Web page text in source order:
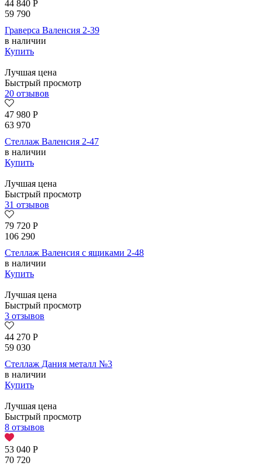
44 840 Р
59 790
Граверса Валенсия 2-39
в наличии
Купить
Лучшая цена
Быстрый просмотр
20 отзывов
47 980 Р
63 970
Стеллаж Валенсия 2-47
в наличии
Купить
Лучшая цена
Быстрый просмотр
31 отзывов
79 720 Р
106 290
Стеллаж Валенсия с ящиками 2-48
в наличии
Купить
Лучшая цена
Быстрый просмотр
3 отзывов
44 270 Р
59 030
Стеллаж Дания металл №3
в наличии
Купить
Лучшая цена
Быстрый просмотр
8 отзывов
53 040 Р
70 720